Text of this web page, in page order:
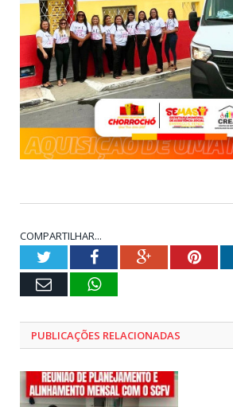
COMPARTILHAR...
TwitterFacebookGoogle+
E-
WhatsApp
PUBLICAÇÕES RELACIONADAS